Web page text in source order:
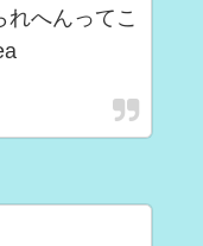
へんってこ